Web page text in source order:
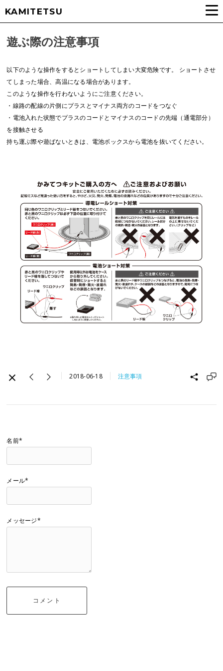
KAMITETSU
遊ぶ際の注意事項
以下のような操作をするとショートしてしまい大変危険です。 ショートさせ
てしまった場合、高温になる場合があります。
このような操作を行わないようにご注意ください。
・線路の配線の片側にプラスとマイナス両方のコードをつなぐ
・電池入れた状態でプラスのコードとマイナスのコードの先端（通電部分）
を接触させる
持ち運ぶ際や遊ばないときは、電池ボックスから電池を抜いてください。
2018-06-18 注意事項
名前*
メール*
メッセージ*
コメント